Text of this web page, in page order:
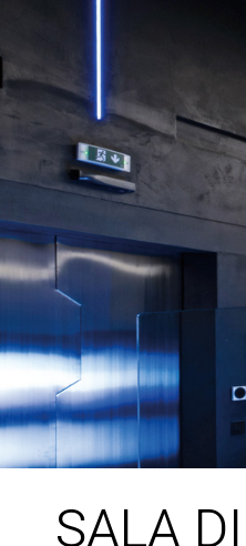
SALA